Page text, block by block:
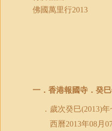
佛國萬里行2013
一．香港報國寺．癸
．歲次癸巳(2013)年
西曆2013年08月